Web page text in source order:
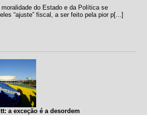
moralidade do Estado e da Política se
“ajuste” fiscal, a ser feito pela pior p[...]
a exceção é a desordem